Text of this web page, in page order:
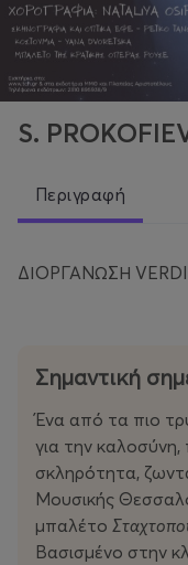
S.
Περιγραφή
ΔΙΟΡΓΑΝΩΣΗ VERDI
Σημαντική
Ένα από τα πιο
για την καλοσύνη,
σκληρότητα,
Μουσικής
μπαλέτο
Βασισμένο στην